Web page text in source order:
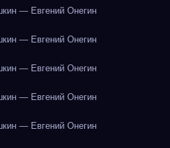
— Евгений Онегин
— Евгений Онегин
— Евгений Онегин
— Евгений Онегин
— Евгений Онегин